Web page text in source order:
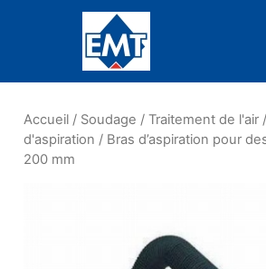
Navigation principale
Accueil / Soudage /Traitement de l'air /
d'aspiration / Bras d’aspiration pour
200 mm